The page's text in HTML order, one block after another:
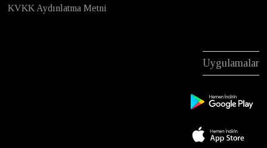
KVKK Aydınlatma Metni
Uygulamalar